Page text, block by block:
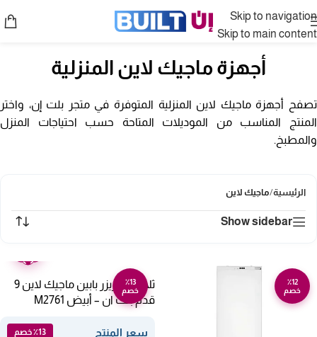
Skip to navigation
Skip to main content
أجهزة ماجيك لاين المنزلية
تصفح أجهزة ماجيك لاين المنزلية المتوفرة في متجر بلت إن، واختر
المنتج المناسب من الموديلات المتاحة حسب احتياجات المنزل
والمطبخ.
الرئيسية/ماجيك لاين
Show sidebar
٪12
خصم
٪13
خصم
ثلاجة وفريزر بابين ماجيك لاين 9
قدم بلت ان – أبيض M2761
سعر المنتج ٪13 خصم